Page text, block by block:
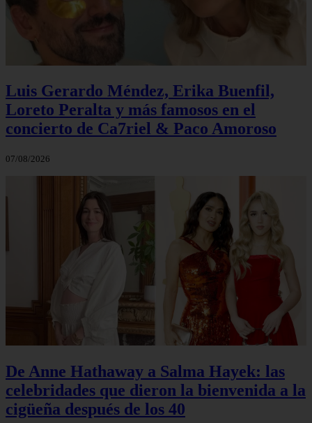
Luis Gerardo Méndez, Erika Buenfil,
Loreto Peralta y más famosos en el
concierto de Ca7riel & Paco Amoroso
07/08/2026
De Anne Hathaway a Salma Hayek: las
celebridades que dieron la bienvenida a la
cigüeña después de los 40